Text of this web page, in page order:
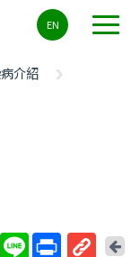
EN
介紹
回